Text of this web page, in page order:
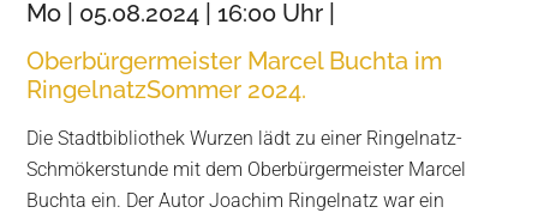
Mo | 05.08.2024 | 16:00 Uhr |
Oberbürgermeister Marcel Buchta im
RingelnatzSommer 2024.
Die Stadtbibliothek Wurzen lädt zu einer Ringelnatz-
Schmökerstunde mit dem Oberbürgermeister Marcel
Buchta ein. Der Autor Joachim Ringelnatz war ein